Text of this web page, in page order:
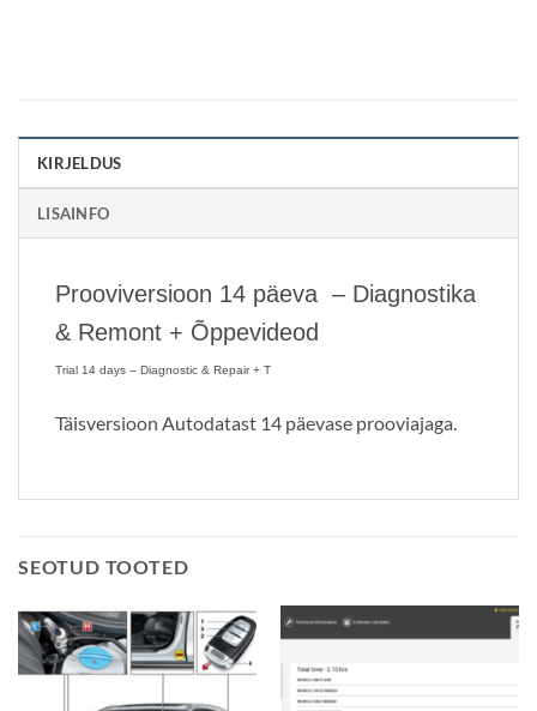
KIRJELDUS
LISAINFO
Prooviversioon 14 päeva – Diagnostika
& Remont + Õppevideod
Trial 14 days – Diagnostic & Repair + T
Täisversioon Autodatast 14 päevase prooviajaga.
SEOTUD TOOTED